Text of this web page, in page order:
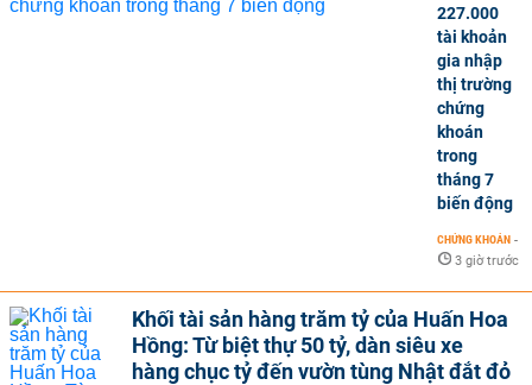
227.000
tài khoản
gia nhập
thị trường
chứng
khoán
trong
tháng 7
biến động
CHỨNG KHOÁN -
3 giờ trước
Khối tài sản hàng trăm tỷ của Huấn Hoa
Hồng: Từ biệt thự 50 tỷ, dàn siêu xe
hàng chục tỷ đến vườn tùng Nhật đắt đỏ